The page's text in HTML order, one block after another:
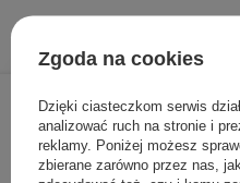
79,00
Zgoda na cookies
Dzięki ciasteczkom serwis
analizować ruch na stronie i
reklamy. Poniżej możesz
zbierane zarówno przez nas,